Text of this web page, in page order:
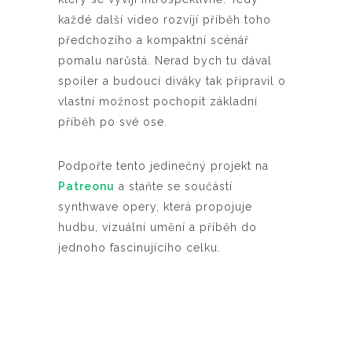
každé další video rozvíjí příběh toho
předchozího a kompaktní scénář
pomalu narůstá. Nerad bych tu dával
spoiler a budoucí diváky tak připravil o
vlastní možnost pochopit základní
příběh po své ose.
Podpořte tento jedinečný projekt na
Patreonu a staňte se součástí
synthwave opery, která propojuje
hudbu, vizuální umění a příběh do
jednoho fascinujícího celku.